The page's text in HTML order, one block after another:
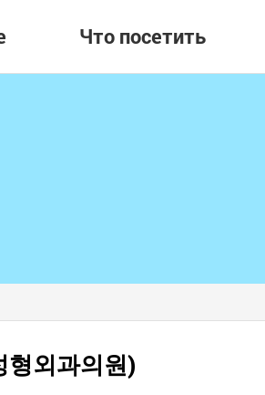
Что посетить
형외과의원)